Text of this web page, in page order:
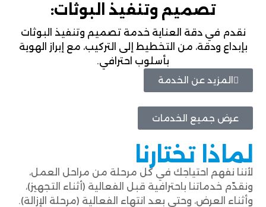
تصميم وتنفيذ البوثات:
نقدم في دقة العناية خدمة تصميم وتنفيذ البوثات
بإبداع ودقة، من التخطيط إلى التركيب، مع إبراز الهوية
بأسلوب احترافي.
المزيد عن الخدمة
عرض جميع الخدمات
لماذا تختارنا
لأننا نفهم احتياجك في كل مرحلة من مراحل العمل،
ونقدّم خدماتنا باحترافية قبل الفعالية (أثناء التجهيز)،
وأثناء العرض، وحتى بعد انتهاء الفعالية (مرحلة الإزالة).